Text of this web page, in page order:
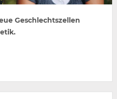
Geschlechtszellen